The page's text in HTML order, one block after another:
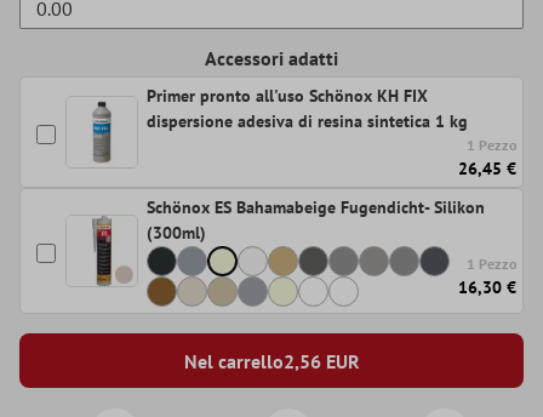
Accessori adatti
Primer pronto all'uso Schönox KH FIX
dispersione adesiva di resina sintetica 1 kg
1 Pezzo
26,45 €
Schönox ES Bahamabeige Fugendicht- Silikon
(300ml)
1 Pezzo
16,30 €
Nel carrello2,56EUR